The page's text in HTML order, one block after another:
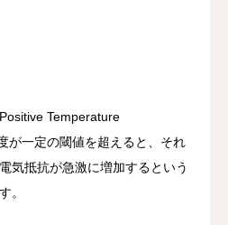
Temperature
が一定の閾値を超えると、それ
気抵抗が急激に増加するという
。